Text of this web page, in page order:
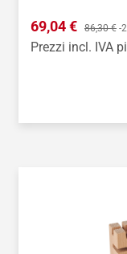
Prezzo di
69,04 € Prezzo
86,30 € -
Prezzi incl. IVA